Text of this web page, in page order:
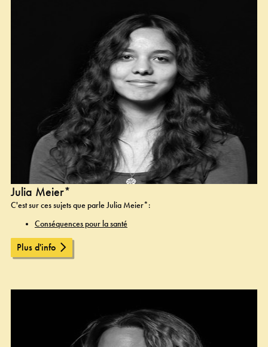
Julia Meier*
C'est sur ces sujets que parle Julia Meier*:
Conséquences pour la santé
Plus d'info